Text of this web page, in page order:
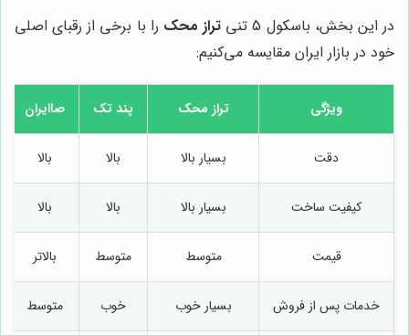
در این بخش، باسکول 5 تنی تراز محک را با برخی از رقبای اصلی
خود در بازار ایران مقایسه می‌کنیم:
ویژگی تراز محک پند تک صاایران
دقت بسیار بالا بالا بالا
کیفیت ساخت بسیار بالا بالا بالا
قیمت متوسط متوسط بالاتر
خدمات پس از فروش بسیار خوب خوب متوسط